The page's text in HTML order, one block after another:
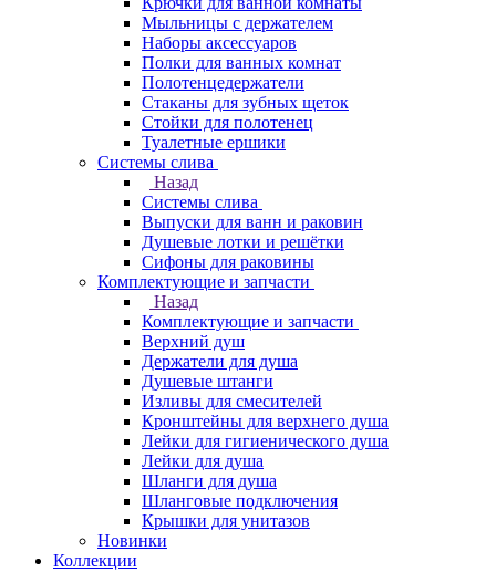
Мыльницы с держателем
Наборы аксессуаров
Полки для ванных комнат
Полотенцедержатели
Стаканы для зубных щеток
Стойки для полотенец
Туалетные ершики
Системы слива
Назад
Системы слива
Выпуски для ванн и раковин
Душевые лотки и решётки
Сифоны для раковины
Комплектующие и запчасти
Назад
Комплектующие и запчасти
Верхний душ
Держатели для душа
Душевые штанги
Изливы для смесителей
Кронштейны для верхнего душа
Лейки для гигиенического душа
Лейки для душа
Шланги для душа
Шланговые подключения
Крышки для унитазов
Новинки
Коллекции